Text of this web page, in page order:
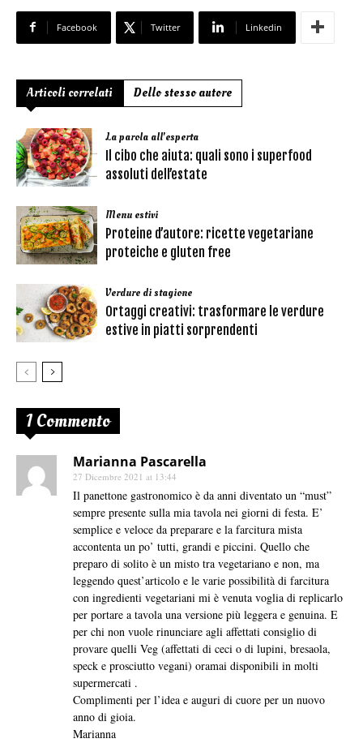
Facebook Twitter Linkedin
Articoli correlati Dello stesso autore
La parola all'esperta
Il cibo che aiuta: quali sono i superfood
assoluti dell’estate
Menu estivi
Proteine d’autore: ricette vegetariane
proteiche e gluten free
Verdure di stagione
Ortaggi creativi: trasformare le verdure
estive in piatti sorprendenti
1 Commento
Marianna Pascarella
27 Dicembre 2021 at 13:44
Il panettone gastronomico è da anni diventato un “must”
sempre presente sulla mia tavola nei giorni di festa. E’
semplice e veloce da preparare e la farcitura mista
accontenta un po’ tutti, grandi e piccini. Quello che
preparo di solito è un misto tra vegetariano e non, ma
leggendo quest’articolo e le varie possibilità di farcitura
con ingredienti vegetariani mi è venuta voglia di replicarlo
per portare a tavola una versione più leggera e genuina. E
per chi non vuole rinunciare agli affettati consiglio di
provare quelli Veg (affettati di ceci o di lupini, bresaola,
speck e prosciutto vegani) oramai disponibili in molti
supermercati .
Complimenti per l’idea e auguri di cuore per un nuovo
anno di gioia.
Marianna